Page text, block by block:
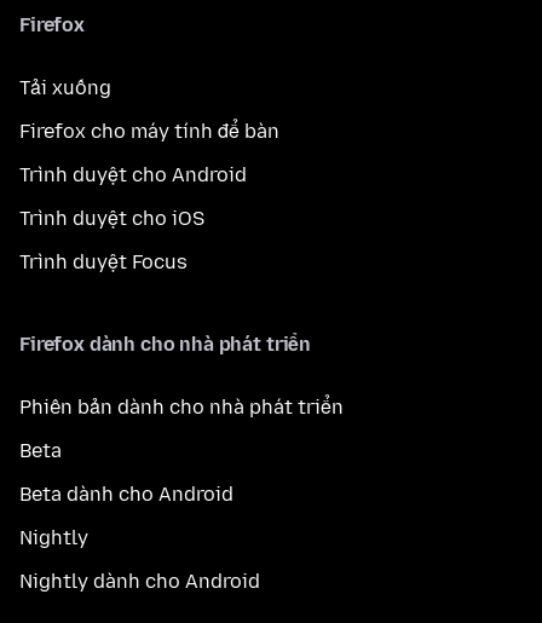
Firefox
Tải xuống
Firefox cho máy tính để bàn
Trình duyệt cho Android
Trình duyệt cho iOS
Trình duyệt Focus
Firefox dành cho nhà phát triển
Phiên bản dành cho nhà phát triển
Beta
Beta dành cho Android
Nightly
Nightly dành cho Android